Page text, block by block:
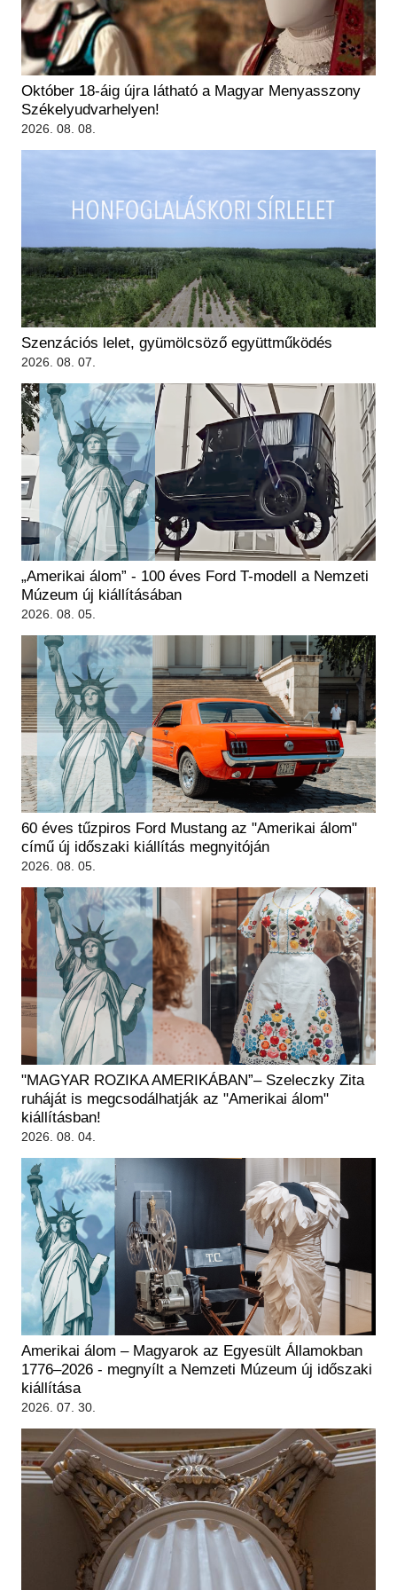
Régészet
Tagintézmények
Felnőttképzés
Közérdekű adatok
Képcsarnok
Történeti Fényképtár
Éremtár
Adattár
Központi Könyvtár
Október 18-áig újra látható a Magyar Menyasszony
Székelyudvarhelyen!
2026. 08. 08.
Szenzációs lelet, gyümölcsöző együttműködés
2026. 08. 07.
„Amerikai álom” - 100 éves Ford T-modell a Nemzeti
Múzeum új kiállításában
2026. 08. 05.
60 éves tűzpiros Ford Mustang az "Amerikai álom"
című új időszaki kiállítás megnyitóján
2026. 08. 05.
"MAGYAR ROZIKA AMERIKÁBAN”– Szeleczky Zita
ruháját is megcsodálhatják az "Amerikai álom"
kiállításban!
2026. 08. 04.
Amerikai álom – Magyarok az Egyesült Államokban
1776–2026 - megnyílt a Nemzeti Múzeum új időszaki
kiállítása
2026. 07. 30.